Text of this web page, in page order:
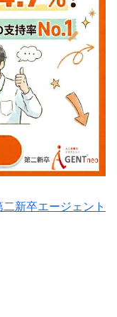
新卒エージェント